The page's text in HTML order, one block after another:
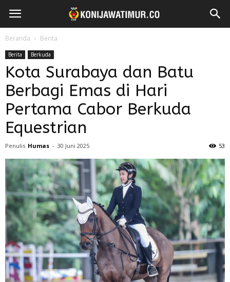
Beranda Berita
Berita Berkuda
Kota Surabaya dan Batu
Berbagi Emas di Hari
Pertama Cabor Berkuda
Equestrian
Penulis Humas - 30 Juni 2025 53